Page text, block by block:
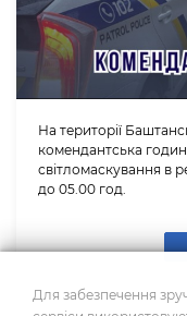
На території
комендантська
світломаскування в
до 05.00 год.
Для забезпечення